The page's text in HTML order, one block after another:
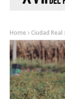
Home Ciudad Real